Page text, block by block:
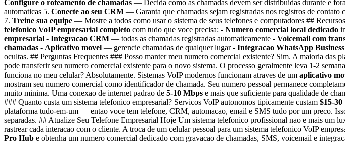
Configure o roteamento de chamadas — Decida como as chamadas devem ser distribuidas durante e
automaticas 5. Conecte ao seu CRM — Garanta que chamadas sejam registradas nos registros de contato
7. Treine sua equipe — Mostre a todos como usar o sistema de seus telefones e computadores ##
telefonico VoIP empresarial completo com tudo que voce precisa: - Numero comercial local dedicado
empresarial - Integracao CRM — todas as chamadas registradas automaticamente - Voicemail com
chamadas - Aplicativo movel — gerencie chamadas de qualquer lugar - Integracao WhatsApp Business
ocultas. ## Perguntas Frequentes ### Posso manter meu numero comercial existente? Sim. A maioria das
pode transferir seu numero comercial existente para o novo sistema. O processo geralmente leva 1-2
funciona no meu celular? Absolutamente. Sistemas VoIP modernos funcionam atraves de um aplicativo
mostram seu numero comercial como identificador de chamada. Seu numero pessoal permanece
muito minima. Uma conexao de internet padrao de 5-10 Mbps e mais que suficiente para qualidade de
### Quanto custa um sistema telefonico empresarial? Servicos VoIP autonomos tipicamente custam $15-
plataforma tudo-em-um — entao voce tem telefone, CRM, automacao, email e SMS tudo por um preco.
separadas. ## Atualize Seu Telefone Empresarial Hoje Um sistema telefonico profissional nao e mais um
rastrear cada interacao com o cliente. A troca de um celular pessoal para um sistema telefonico VoIP
Pro Hub e obtenha um numero comercial dedicado com gravacao de chamadas, SMS, voicemail e